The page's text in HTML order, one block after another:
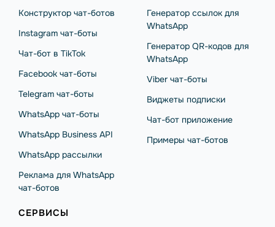
Конструктор чат-ботов
Instagram чат-боты
Чат-бот в TikTok
Facebook чат-боты
Telegram чат-боты
WhatsApp чат-боты
WhatsApp Business API
WhatsApp рассылки
Реклама для WhatsApp
чат-ботов
Генератор ссылок для
WhatsApp
Генератор QR-кодов для
WhatsApp
Viber чат-боты
Виджеты подписки
Чат-бот приложение
Примеры чат-ботов
СЕРВИСЫ